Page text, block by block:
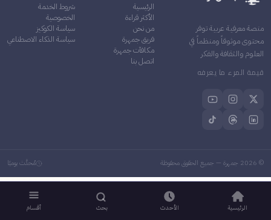
منصة معرفية عربية توفر
محتوى موثوقاً ومنظماً في
العلوم والثقافة والفكر
قيمة المرء ما يعرفه
الرئيسية
الأكثر قراءة
من نحن
فريق جمهرة
مكافآت جمهرة
اتصل بنا
شروط الخدمة
الخصوصية
سياسة الكوكيز
سياسة الذكاء الاصطناعي
©
2026 جمهرة — جميع الحقوق محفوظة مُحدَّث يوميًا
الرئيسية الأحدث بحث أقسام